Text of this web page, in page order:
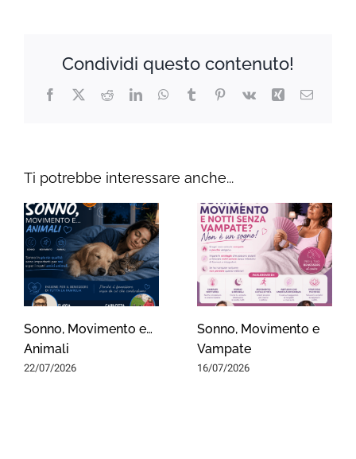
Condividi questo contenuto!
Facebook
X RedditLinkedInWhatsApp
TumblrPinterest
Vk Xing Email
Ti potrebbe interessare anche...
Sonno, Movimento e…
Animali
22/07/2026
Sonno, Movimento e
Vampate
16/07/2026